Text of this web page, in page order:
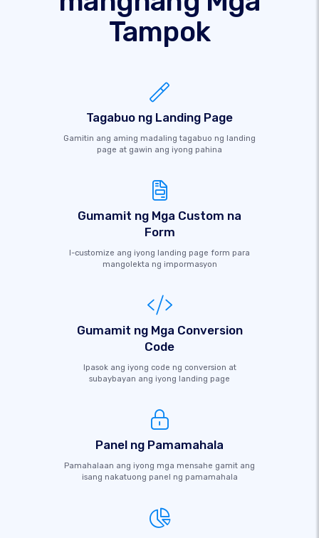
Tampok
Tagabuo ng Landing Page
Gamitin ang aming madaling tagabuo ng landing
page at gawin ang iyong pahina
Gumamit ng Mga Custom na
Form
I-customize ang iyong landing page form para
mangolekta ng impormasyon
Gumamit ng Mga Conversion
Code
Ipasok ang iyong code ng conversion at
subaybayan ang iyong landing page
Panel ng Pamamahala
Pamahalaan ang iyong mga mensahe gamit ang
isang nakatuong panel ng pamamahala